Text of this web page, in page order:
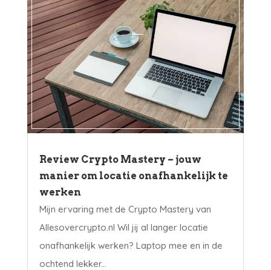
Review Crypto Mastery – jouw
manier om locatie onafhankelijk te
werken
Mijn ervaring met de Crypto Mastery van
Allesovercrypto.nl Wil jij al langer locatie
onafhankelijk werken? Laptop mee en in de
ochtend lekker...